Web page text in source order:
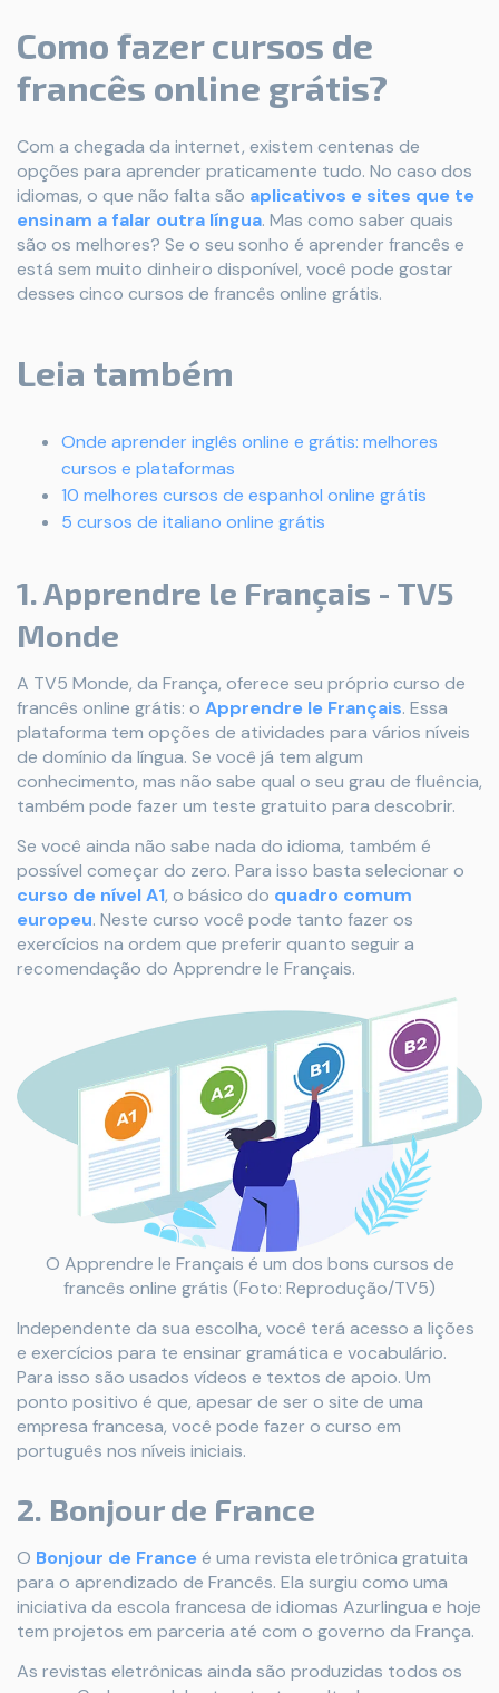
Como fazer cursos de
francês online grátis?
Com a chegada da internet, existem centenas de
opções para aprender praticamente tudo. No caso dos
idiomas, o que não falta são aplicativos e sites que te
ensinam a falar outra língua. Mas como saber quais
são os melhores? Se o seu sonho é aprender francês e
está sem muito dinheiro disponível, você pode gostar
desses cinco cursos de francês online grátis.
Leia também
Onde aprender inglês online e grátis: melhores
cursos e plataformas
10 melhores cursos de espanhol online grátis
5 cursos de italiano online grátis
1. Apprendre le Français - TV5
Monde
A TV5 Monde, da França, oferece seu próprio curso de
francês online grátis: o Apprendre le Français. Essa
plataforma tem opções de atividades para vários níveis
de domínio da língua. Se você já tem algum
conhecimento, mas não sabe qual o seu grau de fluência,
também pode fazer um teste gratuito para descobrir.
Se você ainda não sabe nada do idioma, também é
possível começar do zero. Para isso basta selecionar o
curso de nível A1, o básico do quadro comum
europeu. Neste curso você pode tanto fazer os
exercícios na ordem que preferir quanto seguir a
recomendação do Apprendre le Français.
O Apprendre le Français é um dos bons cursos de
francês online grátis (Foto: Reprodução/TV5)
Independente da sua escolha, você terá acesso a lições
e exercícios para te ensinar gramática e vocabulário.
Para isso são usados vídeos e textos de apoio. Um
ponto positivo é que, apesar de ser o site de uma
empresa francesa, você pode fazer o curso em
português nos níveis iniciais.
2. Bonjour de France
O Bonjour de Franceé uma revista eletrônica gratuita
para o aprendizado de Francês. Ela surgiu como uma
iniciativa da escola francesa de idiomas Azurlingua e hoje
tem projetos em parceria até com o governo da França.
As revistas eletrônicas ainda são produzidas todos os